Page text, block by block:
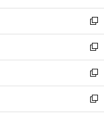
ウ
で
開
く
ン
ド
ウ
で
開
く
ウ
ィ
ン
ド
ウ
で
開
く
し
い
ウ
ィ
ン
ド
ウ
で
開
新
し
い
ウ
ィ
ン
ド
新
し
い
ウ
ィ
新
し
い
新